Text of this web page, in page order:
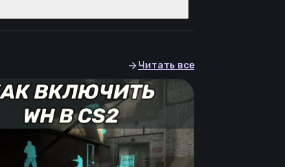
Читать все